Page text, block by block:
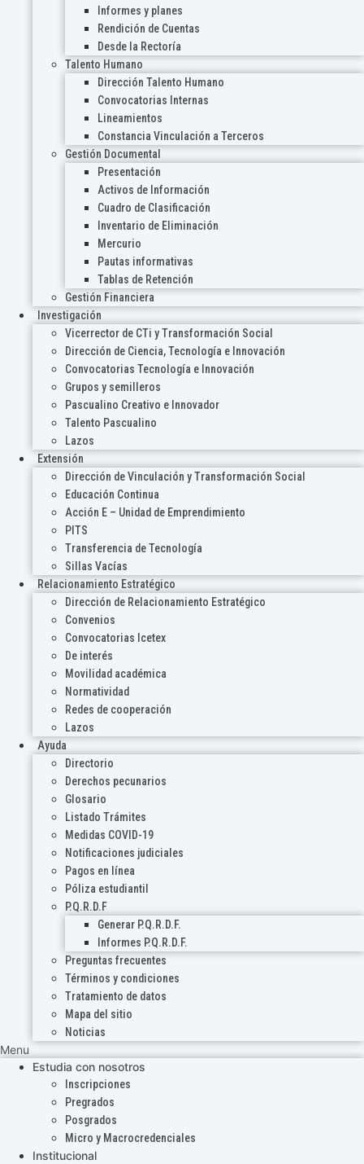
Informes y planes
Rendición de Cuentas
Desde la Rectoría
Talento Humano
Dirección Talento Humano
Convocatorias Internas
Lineamientos
Constancia Vinculación a Terceros
Gestión Documental
Presentación
Activos de Información
Cuadro de Clasificación
Inventario de Eliminación
Mercurio
Pautas informativas
Tablas de Retención
Gestión Financiera
Investigación
Vicerrector de CTi y Transformación Social
Dirección de Ciencia, Tecnología e Innovación
Convocatorias Tecnología e Innovación
Grupos y semilleros
Pascualino Creativo e Innovador
Talento Pascualino
Lazos
Extensión
Dirección de Vinculación y Transformación Social
Educación Continua
Acción E – Unidad de Emprendimiento
PITS
Transferencia de Tecnología
Sillas Vacías
Relacionamiento Estratégico
Dirección de Relacionamiento Estratégico
Convenios
Convocatorias Icetex
De interés
Movilidad académica
Normatividad
Redes de cooperación
Lazos
Ayuda
Directorio
Derechos pecunarios
Glosario
Listado Trámites
Medidas COVID-19
Notificaciones judiciales
Pagos en línea
Póliza estudiantil
P.Q.R.D.F
Generar P.Q.R.D.F.
Informes P.Q.R.D.F.
Preguntas frecuentes
Términos y condiciones
Tratamiento de datos
Mapa del sitio
Noticias
Menu
Estudia con nosotros
Inscripciones
Pregrados
Posgrados
Micro y Macrocredenciales
Institucional